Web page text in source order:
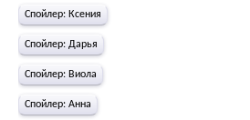
Спойлер: Ксения
Спойлер: Дарья
Спойлер: Виола
Спойлер: Анна